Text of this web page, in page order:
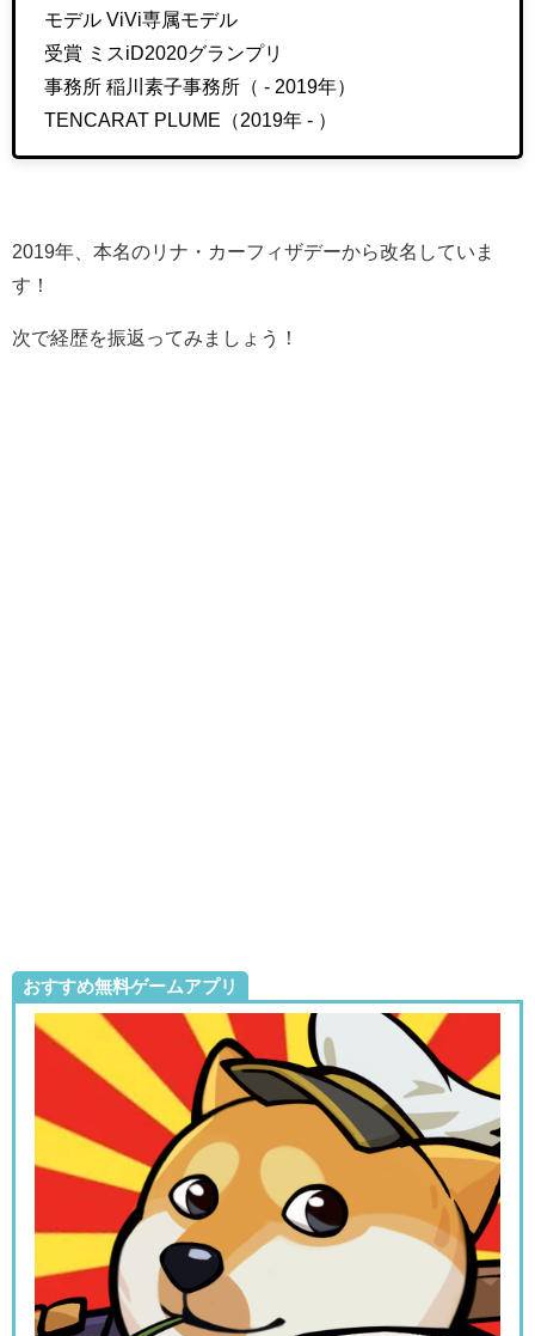
モデル ViVi専属モデル
受賞 ミスiD2020グランプリ
事務所 稲川素子事務所（ - 2019年）
TENCARAT PLUME（2019年 - ）
2019年、本名のリナ・カーフィザデーから改名していま
す！
次で経歴を振返ってみましょう！
おすすめ無料ゲームアプリ